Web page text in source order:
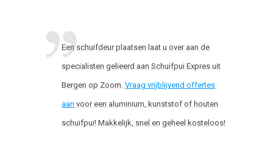
Een schuifdeur plaatsen laat u over aan de
specialisten gelieerd aan Schuifpui Expres uit
Bergen op Zoom.Vraag vrijblijvend offertes
aan voor een aluminium, kunststof of houten
schuifpui! Makkelijk, snel en geheel kosteloos!